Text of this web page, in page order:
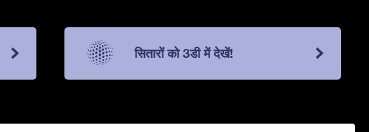
सितारों को 3डी में देखें!